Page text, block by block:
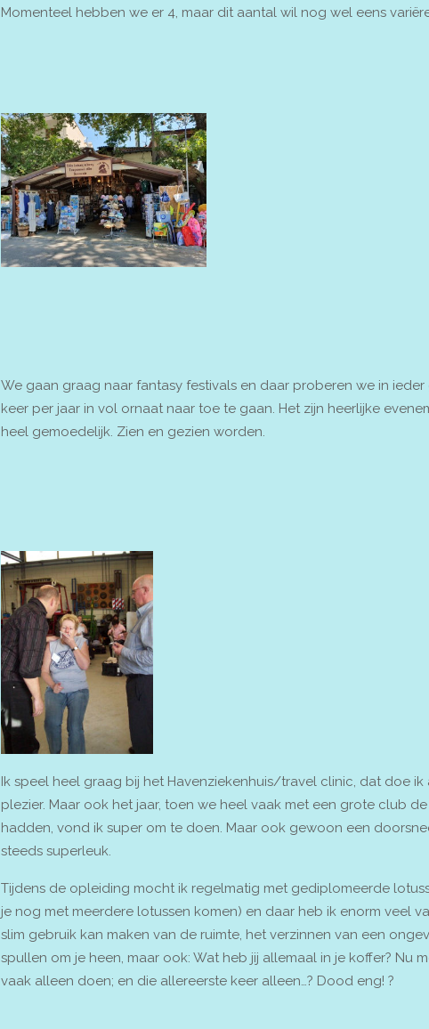
Momenteel hebben we er 4, maar dit aantal wil nog wel eens
We gaan graag naar fantasy festivals en daar proberen we in ieder
keer per jaar in vol ornaat naar toe te gaan. Het zijn heerlijke
heel gemoedelijk. Zien en gezien worden.
Ik speel heel graag bij het Havenziekenhuis/travel clinic, dat doe ik
plezier. Maar ook het jaar, toen we heel vaak met een grote club
hadden, vond ik super om te doen. Maar ook gewoon een
steeds superleuk.
Tijdens de opleiding mocht ik regelmatig met gediplomeerde
je nog met meerdere lotussen komen) en daar heb ik enorm veel
slim gebruik kan maken van de ruimte, het verzinnen van een
spullen om je heen, maar ook: Wat heb jij allemaal in je koffer? Nu
vaak alleen doen; en die allereerste keer alleen…? Dood eng! ?